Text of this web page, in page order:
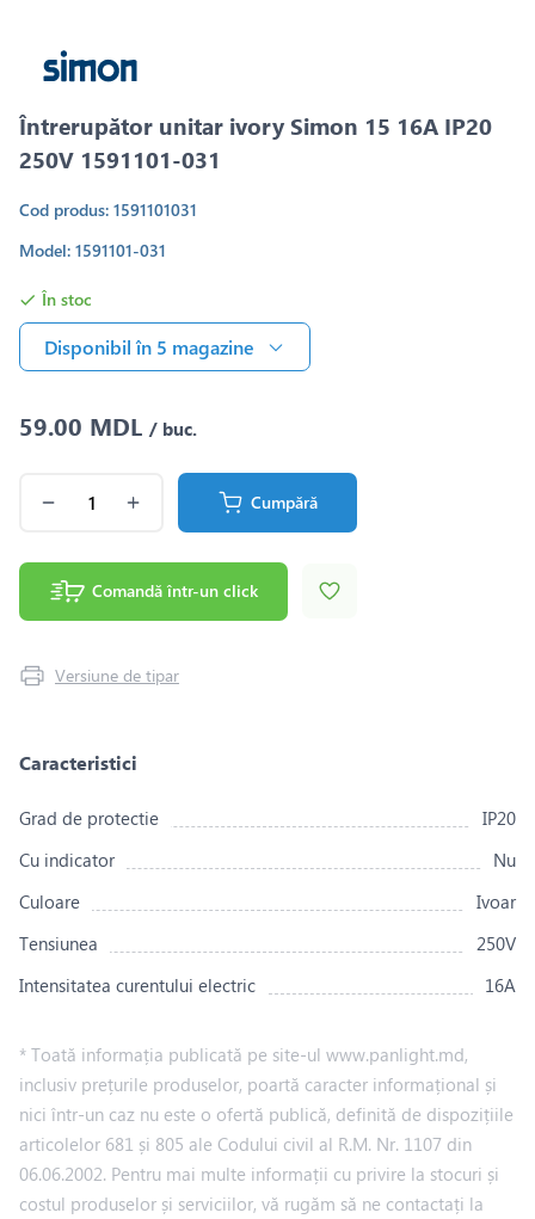
Întrerupător unitar ivory Simon 15 16А IP20
250V 1591101-031
Cod produs: 1591101031
Model: 1591101-031
În stoc
Disponibil în 5 magazine
59.00 MDL / buc.
Cumpără
Comandă într-un click
Versiune de tipar
Caracteristici
Grad de protectie
IP20
Сu indicator
Nu
Culoare
Ivoar
Tensiunea
250V
Intensitatea curentului electric
16A
* Toată informația publicată pe site-ul www.panlight.md,
inclusiv prețurile produselor, poartă caracter informațional și
nici într-un caz nu este o ofertă publică, definită de dispozițiile
articolelor 681 și 805 ale Codului civil al R.M. Nr. 1107 din
06.06.2002. Pentru mai multe informații cu privire la stocuri și
costul produselor și serviciilor, vă rugăm să ne contactați la